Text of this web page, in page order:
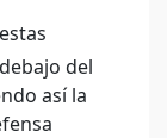
del
así la